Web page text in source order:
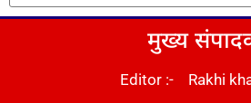
मुख्य
Editor :- Rakhi